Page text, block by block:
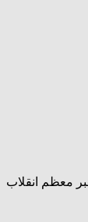
معظم انقلاب